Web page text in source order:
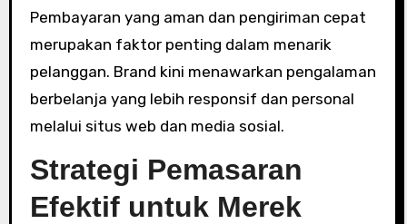
Pembayaran yang aman dan pengiriman cepat
merupakan faktor penting dalam menarik
pelanggan. Brand kini menawarkan pengalaman
berbelanja yang lebih responsif dan personal
melalui situs web dan media sosial.
Strategi Pemasaran
Efektif untuk Merek